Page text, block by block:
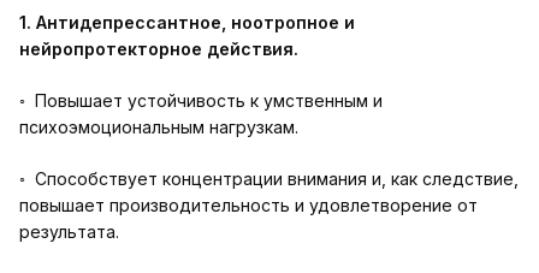
1. Антидепрессантное, ноотропное и
нейропротекторное действия.
◦ Повышает устойчивость к умственным и
психоэмоциональным нагрузкам.
◦ Способствует концентрации внимания и, как следствие,
повышает производительность и удовлетворение от
результата.